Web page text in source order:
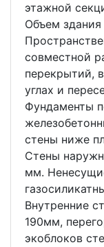
этажной
Объем здания
совместной
перекрытий,
углах и
Фундаменты
стены ниже
Стены
мм.
Внутренние
190мм,
экоблоков